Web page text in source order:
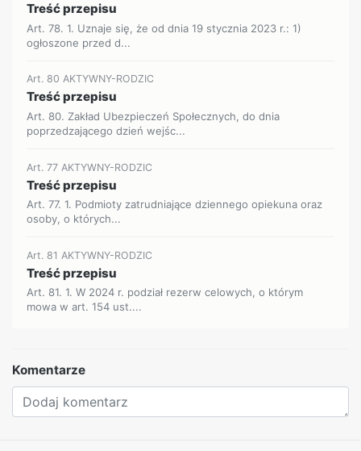
Treść przepisu
Art. 78. 1. Uznaje się, że od dnia 19 stycznia 2023 r.: 1)
ogłoszone przed d...
Art. 80 AKTYWNY-RODZIC
Treść przepisu
Art. 80. Zakład Ubezpieczeń Społecznych, do dnia
poprzedzającego dzień wejśc...
Art. 77 AKTYWNY-RODZIC
Treść przepisu
Art. 77. 1. Podmioty zatrudniające dziennego opiekuna oraz
osoby, o których...
Art. 81 AKTYWNY-RODZIC
Treść przepisu
Art. 81. 1. W 2024 r. podział rezerw celowych, o którym
mowa w art. 154 ust....
Komentarze